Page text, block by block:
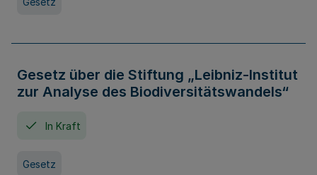
Gesetz über die Stiftung „Leibniz-Institut
zur Analyse des Biodiversitätswandels“
In Kraft
Gesetz